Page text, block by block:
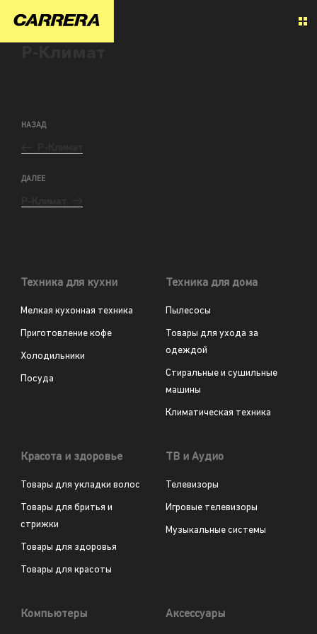
НАЗАД
ДАЛЕЕ
Техника для кухни
Мелкая кухонная техника
Приготовление кофе
Холодильники
Посуда
Техника для дома
Пылесосы
Товары для ухода за
одеждой
Стиральные и сушильные
машины
Климатическая техника
Красота и здоровье
Товары для укладки волос
Товары для бритья и
стрижки
Товары для здоровья
Товары для красоты
ТВ и Аудио
Телевизоры
Игровые телевизоры
Музыкальные системы
Компьютеры Аксессуары